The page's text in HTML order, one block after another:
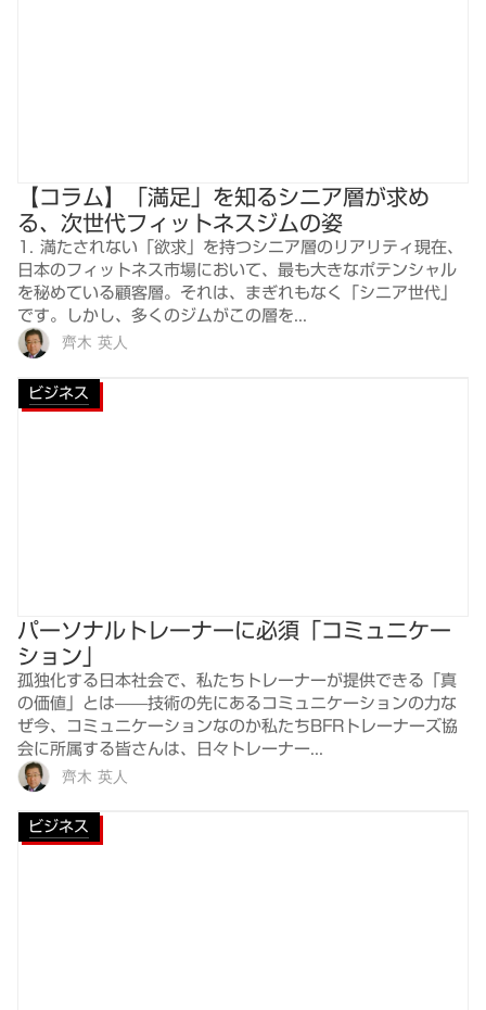
【コラム】「満足」を知るシニア層が求め
る、次世代フィットネスジムの姿
1. 満たされない「欲求」を持つシニア層のリアリティ現在、
日本のフィットネス市場において、最も大きなポテンシャル
を秘めている顧客層。それは、まぎれもなく「シニア世代」
です。しかし、多くのジムがこの層を...
齊木 英人
ビジネス
パーソナルトレーナーに必須「コミュニケー
ション」
孤独化する日本社会で、私たちトレーナーが提供できる「真
の価値」とは——技術の先にあるコミュニケーションの力な
ぜ今、コミュニケーションなのか私たちBFRトレーナーズ協
会に所属する皆さんは、日々トレーナー...
齊木 英人
ビジネス